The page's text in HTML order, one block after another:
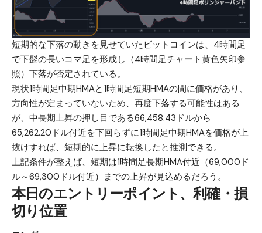
短期的な下落の動きを見せていたビットコインは、4時間足
で下髭の長いコマ足を形成し（4時間足チャート黄色矢印参
照）下落が否定されている。
現状1時間足中期HMAと1時間足短期HMAの間に価格があり、
方向性が定まっていないため、再度下落する可能性はある
が、中長期上昇の押し目である66,458.43ドルから
65,262.20ドル付近を下回らずに1時間足中期HMAを価格が上
抜けすれば、短期的に上昇に転換したと推測できる。
上記条件が整えば、短期は1時間足長期HMA付近（69,000ド
ル～69,300ドル付近）までの上昇が見込めるだろう。
本日のエントリーポイント、利確・損
切り位置